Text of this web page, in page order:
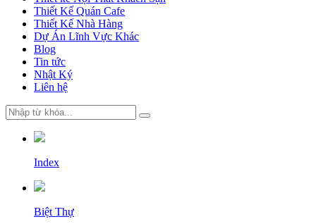
Thiết Kế Quán Cafe
Thiết Kế Nhà Hàng
Dự Án Lĩnh Vực Khác
Blog
Tin tức
Nhật Ký
Liên hệ
Index
Biệt Thự